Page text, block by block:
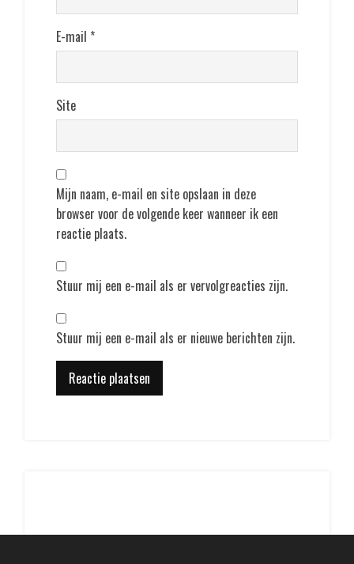
E-mail *
Site
Mijn naam, e-mail en site opslaan in deze
browser voor de volgende keer wanneer ik een
reactie plaats.
Stuur mij een e-mail als er vervolgreacties zijn.
Stuur mij een e-mail als er nieuwe berichten zijn.